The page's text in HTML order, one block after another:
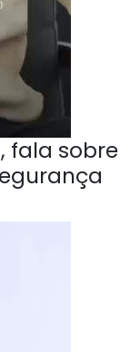
fala sobre